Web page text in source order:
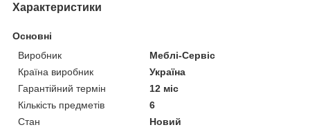
Характеристики
Основні
Виробник
Меблі-Сервіс
Країна виробник
Україна
Гарантійний термін
12 міс
Кількість предметів
6
Стан
Новий